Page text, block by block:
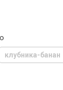
клубника-банан